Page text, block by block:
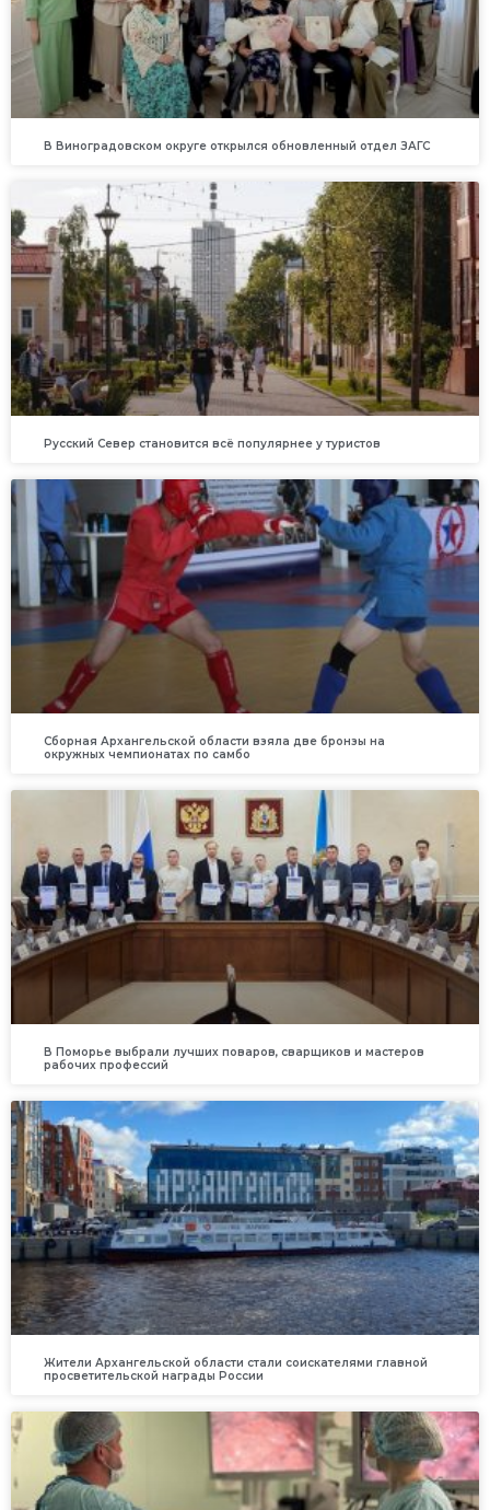
В Виноградовском округе открылся обновленный отдел ЗАГС
Русский Север становится всё популярнее у туристов
Сборная Архангельской области взяла две бронзы на
окружных чемпионатах по самбо
В Поморье выбрали лучших поваров, сварщиков и мастеров
рабочих профессий
Жители Архангельской области стали соискателями главной
просветительской награды России